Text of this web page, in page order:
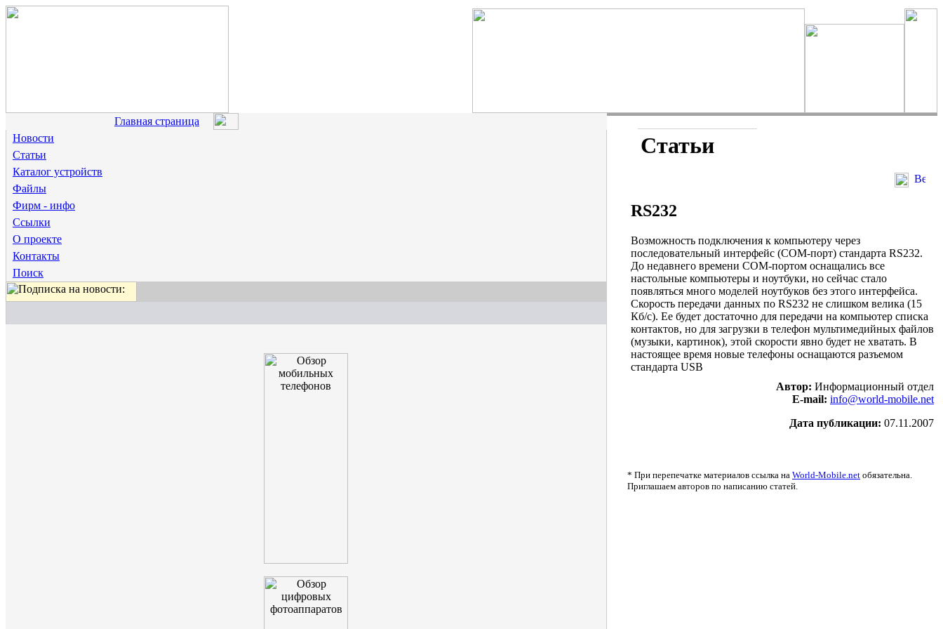
Главная страница
Новости
Статьи
Каталог устройств
Файлы
Фирм - инфо
Ссылки
О проекте
Контакты
Поиск
Статьи
RS232
Возможность подключения к компьютеру через
последовательный интерфейс (COM-порт) стандарта RS232.
До недавнего времени COM-портом оснащались все
настольные компьютеры и ноутбуки, но сейчас стало
появляться много моделей ноутбуков без этого интерфейса.
Скорость передачи данных по RS232 не слишком велика (15
Кб/с). Ее будет достаточно для передачи на компьютер списка
контактов, но для загрузки в телефон мультимедийных файлов
(музыки, картинок), этой скорости явно будет не хватать. В
настоящее время новые телефоны оснащаются разъемом
стандарта USB
Автор: Информационный отдел
E-mail: info@world-mobile.net
Дата публикации: 07.11.2007
* При перепечатке материалов ссылка на World-Mobile.net обязательна.
Приглашаем авторов по написанию статей.